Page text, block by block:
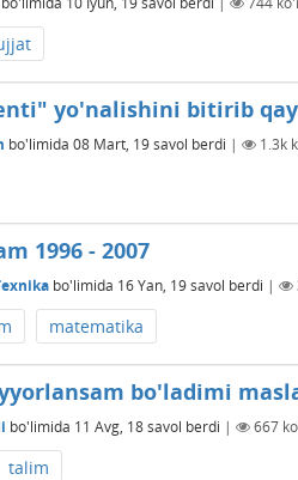
yo'nalishini bitirib
bo'limida 08 Mart, 19savol berdi | 1.3k
1996 - 2007
bo'limida 16 Yan, 19savol berdi |
matematika
bo'ladimi
bo'limida 11 Avg, 18savol berdi | 667
talim